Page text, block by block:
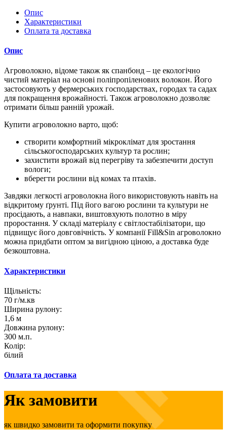
Опис
Характеристики
Оплата та доставка
Опис
Агроволокно, відоме також як спанбонд – це екологічно
чистий матеріал на основі поліпропіленових волокон. Його
застосовують у фермерських господарствах, городах та садах
для покращення врожайності. Також агроволокно дозволяє
отримати більш ранній урожай.
Купити агроволокно варто, щоб:
створити комфортний мікроклімат для зростання
сільськогосподарських культур та рослин;
захистити врожай від перегріву та забезпечити доступ
вологи;
вберегти рослини від комах та птахів.
Завдяки легкості агроволокна його використовують навіть на
відкритому ґрунті. Під його вагою рослини та культури не
просідають, а навпаки, виштовхують полотно в міру
проростання. У складі матеріалу є світлостабілізатори, що
підвищує його довговічність. У компанії Fill&Sin агроволокно
можна придбати оптом за вигідною ціною, а доставка буде
безкоштовна.
Характеристики
Щільність:
70 г/м.кв
Ширина рулону:
1,6 м
Довжина рулону:
300 м.п.
Колір:
білий
Оплата та доставка
Як замовити
як швидко замовити та оформити покупку